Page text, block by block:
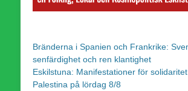
Bränderna i Spanien och Frankrike:
senfärdighet och ren klantighet
Eskilstuna: Manifestationer för
Palestina på lördag 8/8